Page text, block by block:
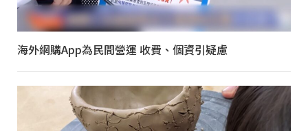
海外網購App為民間營運 收費、個資引疑慮